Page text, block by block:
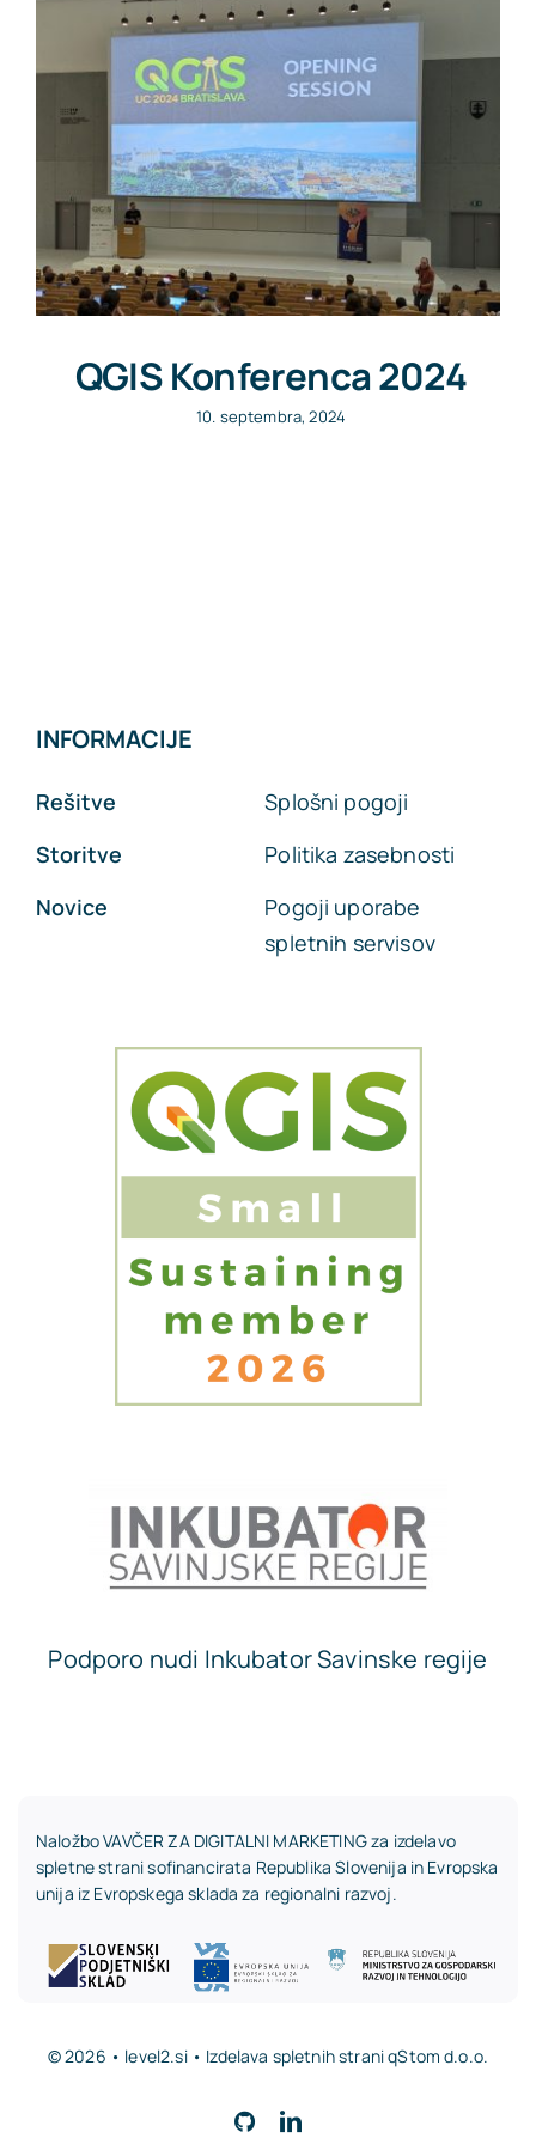
QGIS Konferenca 2024
10. septembra, 2024
INFORMACIJE
Rešitve
Storitve
Novice
Splošni pogoji
Politika zasebnosti
Pogoji uporabe
spletnih servisov
Podporo nudi Inkubator Savinske regije
Naložbo VAVČER ZA DIGITALNI MARKETING za izdelavo
spletne strani sofinancirata Republika Slovenija in Evropska
unija iz Evropskega sklada za regionalni razvoj.
© 2026 • level2.si • Izdelava spletnih straniqStom d.o.o.